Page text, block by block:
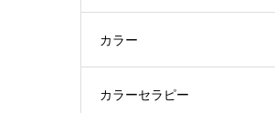
カラー
カラーセラピー